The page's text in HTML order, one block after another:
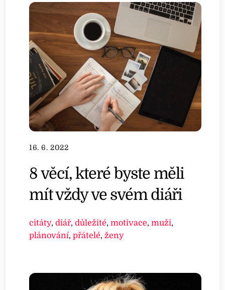
16. 6. 2022
8 věcí, které byste měli
mít vždy ve svém diáři
citáty,diář,důležité,motivace,muži,
plánování,přátelé,ženy